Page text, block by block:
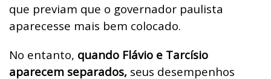
que previam que o governador paulista
aparecesse mais bem colocado.
No entanto, quando Flávio e Tarcísio
aparecem separados, seus desempenhos